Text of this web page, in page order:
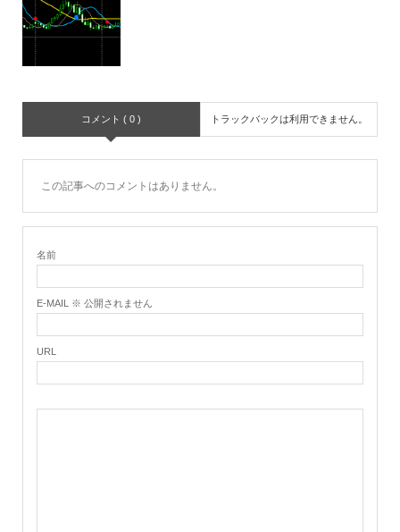
コメント ( 0 ) トラックバックは利用できません。
この記事へのコメントはありません。
名前
E-MAIL ※ 公開されません
URL